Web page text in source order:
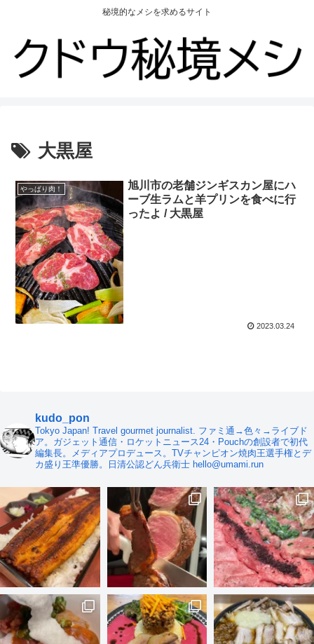
秘境的なメシを求めるサイト
大黒屋
やっぱり肉！
旭川市の老舗ジンギスカン屋にハ
ーブ生ラムと羊プリンを食べに行
ったよ / 大黒屋
2023.03.24
kudo_pon
Tokyo Japan! Travel gourmet journalist. ファミ通→色々→ライブド
ア。ガジェット通信・ロケットニュース24・Pouchの創設者で初代
編集長。メディアプロデュース。TVチャンピオン焼肉王選手権とデ
カ盛り王準優勝。日清公認どん兵衛士 hello@umami.run